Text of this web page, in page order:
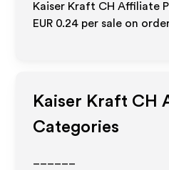
Kaiser Kraft CH Affiliate
EUR 0.24 per sale on
Kaiser Kraft CH
Categories